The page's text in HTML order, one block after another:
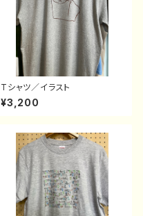
Tシャツ／イラスト
¥3,200